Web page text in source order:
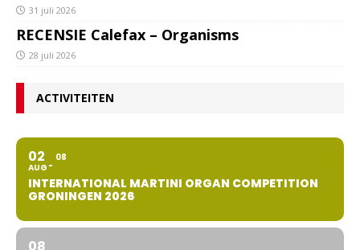
31 juli 2026
RECENSIE Calefax – Organisms
28 juli 2026
ACTIVITEITEN
02
AUG
08
INTERNATIONAL MARTINI ORGAN COMPETITION
GRONINGEN 2026
08